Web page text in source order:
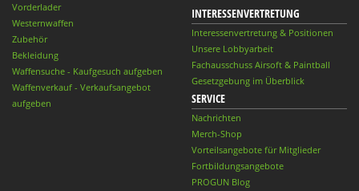
Vorderlader
Westernwaffen
Zubehör
Bekleidung
Waffensuche - Kaufgesuch aufgeben
Waffenverkauf - Verkaufsangebot
aufgeben
INTERESSENVERTRETUNG
Interessenvertretung & Positionen
Unsere Lobbyarbeit
Fachausschuss Airsoft & Paintball
Gesetzgebung im Überblick
SERVICE
Nachrichten
Merch-Shop
Vorteilsangebote für Mitglieder
Fortbildungsangebote
PROGUN Blog